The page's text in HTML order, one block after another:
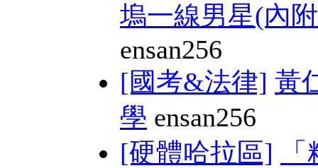
塢一線男星(內
ensan256
[國考&法律] 黃
學 ensan256
[硬體哈拉區]